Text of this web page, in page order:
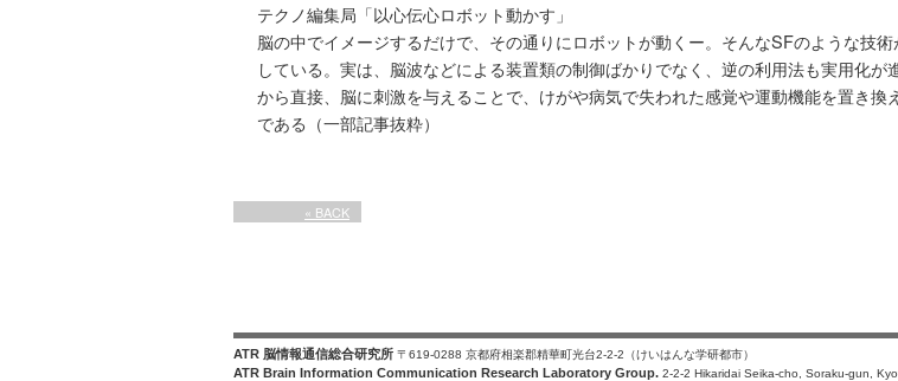
テクノ編集局「以心伝心ロボット動かす」
脳の中でイメージするだけで、その通りにロボットが動くー。そんなSFのような技術
している。実は、脳波などによる装置類の制御ばかりでなく、逆の利用法も実用化が
から直接、脳に刺激を与えることで、けがや病気で失われた感覚や運動機能を置き換
である（一部記事抜粋）
« BACK
ATR 脳情報通信総合研究所 〒619-0288 京都府相楽郡精華町光台2-2-2（けいはんな学研都市）
ATR Brain Information Communication Research Laboratory Group. 2-2-2 Hikaridai Seika-cho, Soraku-gun,